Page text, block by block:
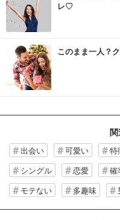
レ♡
このまま一人？
出会い 可愛い 特
シングル
恋愛 確
モテない
多趣味